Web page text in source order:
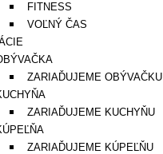
FITNESS
VOĽNÝ ČAS
ZARIAĎUJEME OBÝVAČKU
ZARIAĎUJEME KUCHYŇU
ZARIAĎUJEME KÚPEĽŇU